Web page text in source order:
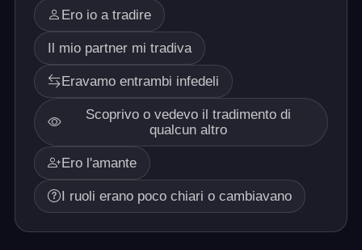
Ero io a tradire
Il mio partner mi tradiva
Eravamo entrambi infedeli
Scoprivo o vedevo il tradimento di
qualcun altro
Ero l'amante
I ruoli erano poco chiari o cambiavano